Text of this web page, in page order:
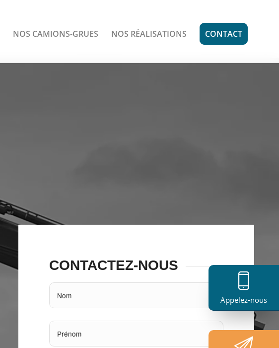
NOS CAMIONS-GRUES NOS RÉALISATIONS CONTACT
Appelez-nous
CONTACTEZ-NOUS